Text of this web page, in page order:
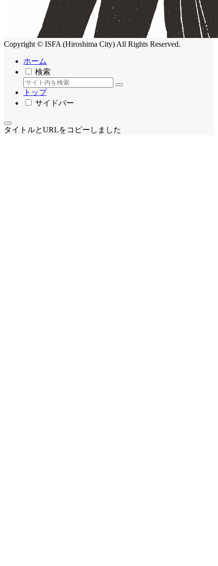
Copyright © ISFA (Hiroshima City) All Rights Reserved.
ホーム
検索
トップ
サイドバー
タイトルとURLをコピーしました